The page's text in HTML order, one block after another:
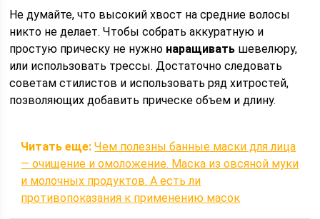
Не думайте, что высокий хвост на средние волосы
никто не делает. Чтобы собрать аккуратную и
простую прическу не нужно наращивать шевелюру,
или использовать трессы. Достаточно следовать
советам стилистов и использовать ряд хитростей,
позволяющих добавить прическе объем и длину.
Читать еще: Чем полезны банные маски для лица
— очищение и омоложение. Маска из овсяной муки
и молочных продуктов. А есть ли
противопоказания к применению масок